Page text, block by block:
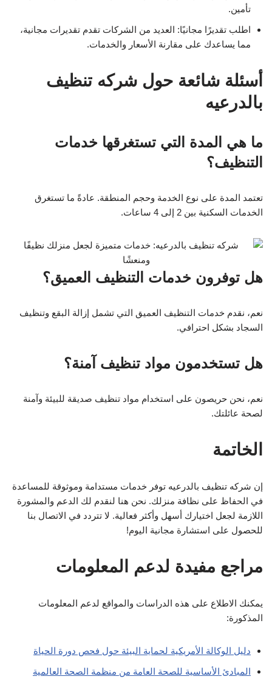
تأمين.
اطلب تقديرًا مجانيًا: العديد من الشركات تقدم تقديرات مجانية،
مما يساعدك على مقارنة الأسعار والخدمات.
أسئلة شائعة حول شركه تنظيف
بالدرعيه
ما هي المدة التي تستغرقها خدمات
التنظيف؟
تعتمد المدة على نوع الخدمة وحجم المنطقة. عادةً ما تستغرق
الخدمات السكنية بين 2 إلى 4 ساعات.
هل توفرون خدمات التنظيف العميق؟
نعم، نقدم خدمات التنظيف العميق التي تشمل إزالة البقع وتنظيف
السجاد بشكل احترافي.
هل تستخدمون مواد تنظيف آمنة؟
نعم، نحن حريصون على استخدام مواد تنظيف صديقة للبيئة وآمنة
لصحة عائلتك.
الخاتمة
إن شركه تنظيف بالدرعيه توفر خدمات مستدامة وموثوقة للمساعدة
في الحفاظ على نظافة منزلك. نحن هنا لنقدم لك الدعم والمشورة
اللازمة لجعل اختيارك أسهل وأكثر فعالية. لا تتردد في الاتصال بنا
للحصول على استشارة مجانية اليوم!
مراجع مفيدة لدعم المعلومات
يمكنك الاطلاع على هذه الدراسات والمواقع لدعم المعلومات
المذكورة:
دليل الوكالة الأمريكية لحماية البيئة حول فحص دورة الحياة
المبادئ الأساسية للصحة العامة من منظمة الصحة العالمية